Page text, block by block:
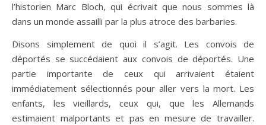
l’historien Marc Bloch, qui écrivait que nous sommes là
dans un monde assailli par la plus atroce des barbaries.
Disons simplement de quoi il s’agit. Les convois de
déportés se succédaient aux convois de déportés. Une
partie importante de ceux qui arrivaient étaient
immédiatement sélectionnés pour aller vers la mort. Les
enfants, les vieillards, ceux qui, que les Allemands
estimaient malportants et pas en mesure de travailler.